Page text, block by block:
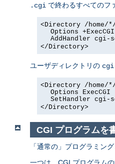
.cgi で終わるすべてのフ
<Directory /home/
Options +ExecCGI
AddHandler
</Directory>
ユーザディレクトリの
<Directory /home/
Options ExecCGI
SetHandler cgi-
</Directory>
CGI プログラムを
「通常の」プログラミン